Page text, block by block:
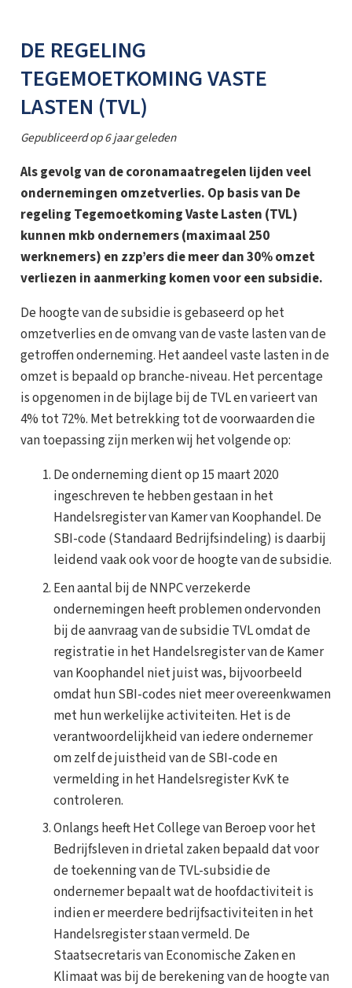
DE REGELING
TEGEMOETKOMING VASTE
LASTEN (TVL)
Gepubliceerd op6 jaar geleden
Als gevolg van de coronamaatregelen lijden veel
ondernemingen omzetverlies. Op basis van De
regeling Tegemoetkoming Vaste Lasten (TVL)
kunnen mkb ondernemers (maximaal 250
werknemers) en zzp’ers die meer dan 30% omzet
verliezen in aanmerking komen voor een subsidie.
De hoogte van de subsidie is gebaseerd op het
omzetverlies en de omvang van de vaste lasten van de
getroffen onderneming. Het aandeel vaste lasten in de
omzet is bepaald op branche-niveau. Het percentage
is opgenomen in de bijlage bij de TVL en varieert van
4% tot 72%. Met betrekking tot de voorwaarden die
van toepassing zijn merken wij het volgende op:
De onderneming dient op 15 maart 2020
ingeschreven te hebben gestaan in het
Handelsregister van Kamer van Koophandel. De
SBI-code (Standaard Bedrijfsindeling) is daarbij
leidend vaak ook voor de hoogte van de subsidie.
Een aantal bij de NNPC verzekerde
ondernemingen heeft problemen ondervonden
bij de aanvraag van de subsidie TVL omdat de
registratie in het Handelsregister van de Kamer
van Koophandel niet juist was, bijvoorbeeld
omdat hun SBI-codes niet meer overeenkwamen
met hun werkelijke activiteiten. Het is de
verantwoordelijkheid van iedere ondernemer
om zelf de juistheid van de SBI-code en
vermelding in het Handelsregister KvK te
controleren.
Onlangs heeft Het College van Beroep voor het
Bedrijfsleven in drietal zaken bepaald dat voor
de toekenning van de TVL-subsidie de
ondernemer bepaalt wat de hoofdactiviteit is
indien er meerdere bedrijfsactiviteiten in het
Handelsregister staan vermeld. De
Staatsecretaris van Economische Zaken en
Klimaat was bij de berekening van de hoogte van